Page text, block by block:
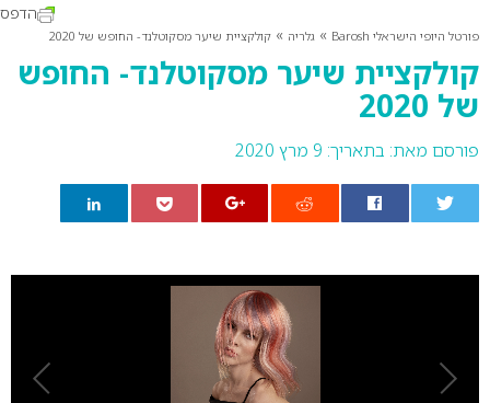
פורטל היופי הישראלי Barosh » גלריה » קולקציית שיער מסקוטלנד- החופש של 2020
קולקציית שיער מסקוטלנד- החופש
של 2020
פורסם מאת: בתאריך: 9 מרץ 2020
הדפס